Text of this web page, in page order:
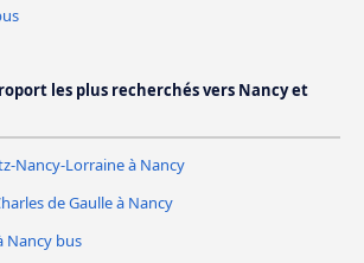
les plus recherchés vers Nancy et
Nancy-Lorraine à Nancy
de Gaulle à Nancy
Nancy bus